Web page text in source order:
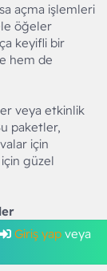
açma işlemleri
öğeler
keyifli bir
hem de
veya etkinlik
paketler,
için
güzel
Giriş yap veya